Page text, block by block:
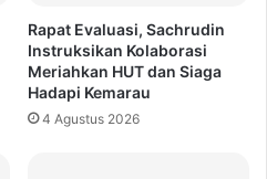
Rapat Evaluasi, Sachrudin
Instruksikan Kolaborasi
Meriahkan HUT dan Siaga
Hadapi Kemarau
4 Agustus 2026